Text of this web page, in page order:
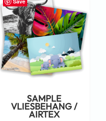
SAMPLE
VLIESBEHANG /
AIRTEX